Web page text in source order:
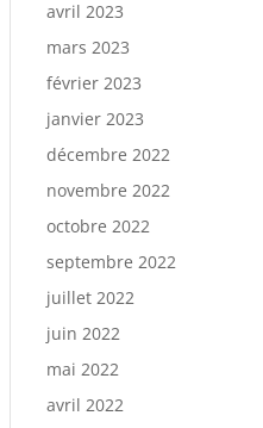
avril 2023
mars 2023
février 2023
janvier 2023
décembre 2022
novembre 2022
octobre 2022
septembre 2022
juillet 2022
juin 2022
mai 2022
avril 2022